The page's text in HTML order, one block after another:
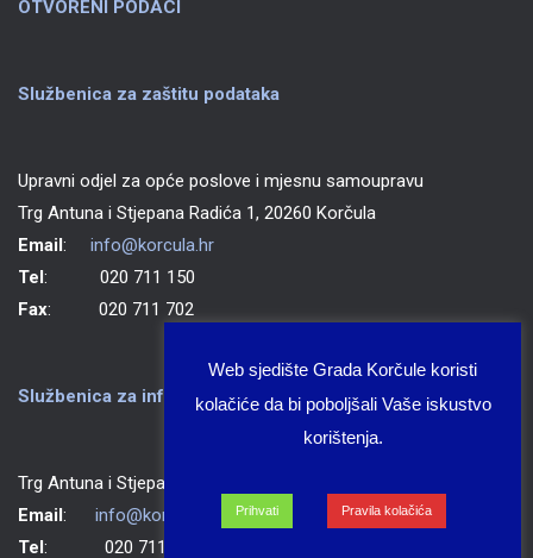
OTVORENI PODACI
Službenica za zaštitu podataka
Upravni odjel za opće poslove i mjesnu samoupravu
Trg Antuna i Stjepana Radića 1, 20260 Korčula
Email: info@korcula.hr
Tel: 020 711 150
Fax: 020 711 702
Službenica za informiranje Grada Korčule
Trg Antuna i Stjepana Radića 1, 20260 Korčula
Email: info@korcula.hr
Tel: 020 711 150
Web sjedište Grada Korčule koristi
kolačiće da bi poboljšali Vaše iskustvo
korištenja.
Prihvati Pravila kolačića